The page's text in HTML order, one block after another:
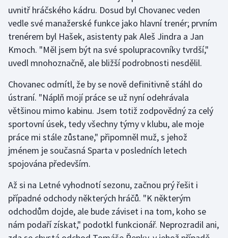
uvnitř hráčského kádru. Dosud byl Chovanec veden
vedle své manažerské funkce jako hlavní trenér; prvním
trenérem byl Hašek, asistenty pak Aleš Jindra a Jan
Kmoch. "Měl jsem být na své spolupracovníky tvrdší,"
uvedl mnohoznačně, ale bližší podrobnosti nesdělil.
Chovanec odmítl, že by se nově definitivně stáhl do
ústraní. "Náplň mojí práce se už nyní odehrávala
většinou mimo kabinu. Jsem totiž zodpovědný za celý
sportovní úsek, tedy všechny týmy v klubu, ale moje
práce mi stále zůstane," připomněl muž, s jehož
jménem je současná Sparta v posledních letech
spojována především.
Až si na Letné vyhodnotí sezonu, začnou prý řešit i
případné odchody některých hráčů. "K některým
odchodům dojde, ale bude záviset i na tom, koho se
nám podaří získat," podotkl funkcionář. Neprozradil ani,